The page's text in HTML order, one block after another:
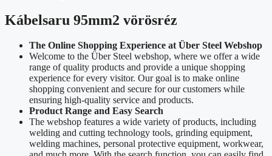
Kábelsaru 95mm2 vörösréz
The Online Shopping Experience at Über Steel Webshop
Welcome to the Über Steel webshop, where we offer a wide
range of quality products and provide a unique shopping
experience for every visitor. Our goal is to make online
shopping convenient and secure for our customers while
ensuring high-quality service and products.
Product Range and Easy Search
The webshop features a wide variety of products, including
welding and cutting technology tools, grinding equipment,
welding machines, personal protective equipment, workwear,